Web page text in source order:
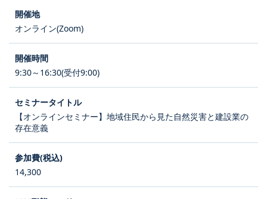
オンライン(Zoom)
9:30～16:30(受付9:00)
【オンラインセミナー】地域住民から見た自然災害と建設業の
存在意義
14,300